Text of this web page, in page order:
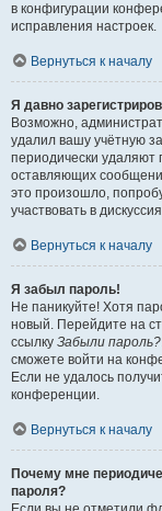
в конфигурации
исправления настроек.
Вернуться к началу
Я давно
Возможно,
удалил вашу учётную
периодически удаляют
оставляющих
это произошло,
участвовать в
Вернуться к началу
Я забыл пароль!
Не паникуйте! Хотя
новый. Перейдите на
ссылку Забыли пароль?
сможете войти на
Если не удалось
конференции.
Вернуться к началу
Почему мне
пароля?